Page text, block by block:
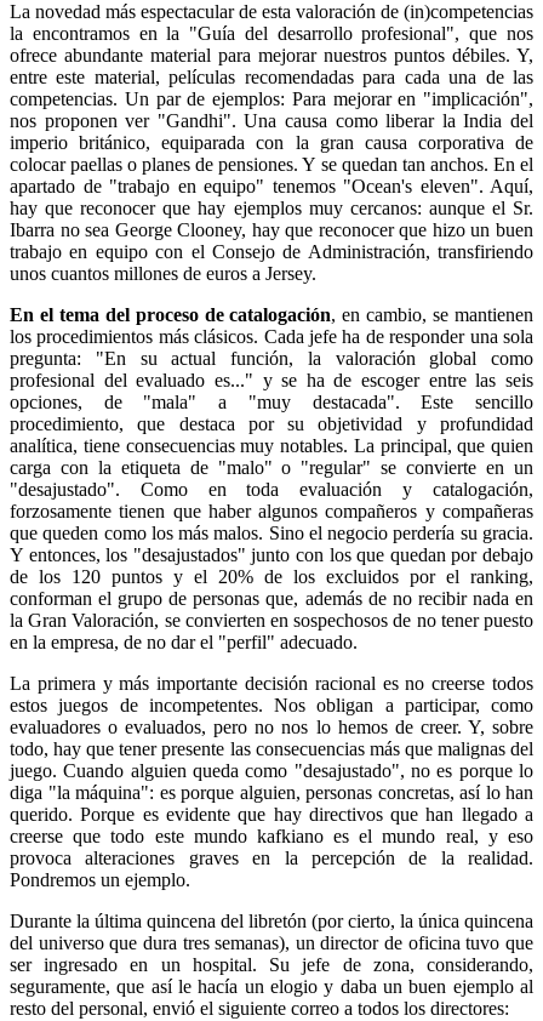
La novedad más espectacular de esta valoración de (in)competencias
la encontramos en la "Guía del desarrollo profesional", que nos
ofrece abundante material para mejorar nuestros puntos débiles. Y,
entre este material, películas recomendadas para cada una de las
competencias. Un par de ejemplos: Para mejorar en "implicación",
nos proponen ver "Gandhi". Una causa como liberar la India del
imperio británico, equiparada con la gran causa corporativa de
colocar paellas o planes de pensiones. Y se quedan tan anchos. En el
apartado de "trabajo en equipo" tenemos "Ocean's eleven". Aquí,
hay que reconocer que hay ejemplos muy cercanos: aunque el Sr.
Ibarra no sea George Clooney, hay que reconocer que hizo un buen
trabajo en equipo con el Consejo de Administración, transfiriendo
unos cuantos millones de euros a Jersey.
En el tema del proceso de catalogación, en cambio, se mantienen
los procedimientos más clásicos. Cada jefe ha de responder una sola
pregunta: "En su actual función, la valoración global como
profesional del evaluado es..." y se ha de escoger entre las seis
opciones, de "mala" a "muy destacada". Este sencillo
procedimiento, que destaca por su objetividad y profundidad
analítica, tiene consecuencias muy notables. La principal, que quien
carga con la etiqueta de "malo" o "regular" se convierte en un
"desajustado". Como en toda evaluación y catalogación,
forzosamente tienen que haber algunos compañeros y compañeras
que queden como los más malos. Sino el negocio perdería su gracia.
Y entonces, los "desajustados" junto con los que quedan por debajo
de los 120 puntos y el 20% de los excluidos por el ranking,
conforman el grupo de personas que, además de no recibir nada en
la Gran Valoración, se convierten en sospechosos de no tener puesto
en la empresa, de no dar el "perfil" adecuado.
La primera y más importante decisión racional es no creerse todos
estos juegos de incompetentes. Nos obligan a participar, como
evaluadores o evaluados, pero no nos lo hemos de creer. Y, sobre
todo, hay que tener presente las consecuencias más que malignas del
juego. Cuando alguien queda como "desajustado", no es porque lo
diga "la máquina": es porque alguien, personas concretas, así lo han
querido. Porque es evidente que hay directivos que han llegado a
creerse que todo este mundo kafkiano es el mundo real, y eso
provoca alteraciones graves en la percepción de la realidad.
Pondremos un ejemplo.
Durante la última quincena del libretón (por cierto, la única quincena
del universo que dura tres semanas), un director de oficina tuvo que
ser ingresado en un hospital. Su jefe de zona, considerando,
seguramente, que así le hacía un elogio y daba un buen ejemplo al
resto del personal, envió el siguiente correo a todos los directores: